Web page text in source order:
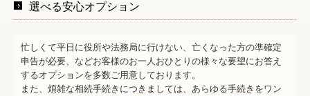
選べる安心オプション
忙しくて平日に役所や法務局に行けない、亡くなった方の準確定
申告が必要、などお客様のお一人おひとりの様々な要望にお答え
するオプションを多数ご用意しております。
また、煩雑な相続手続きにつきましては、あらゆる手続きをワン